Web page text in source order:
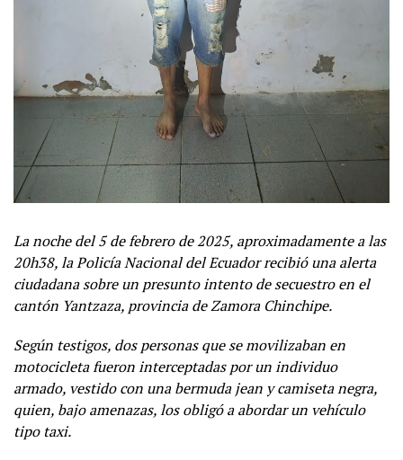
La noche del 5 de febrero de 2025, aproximadamente a las
20h38, la Policía Nacional del Ecuador recibió una alerta
ciudadana sobre un presunto intento de secuestro en el
cantón Yantzaza, provincia de Zamora Chinchipe.
Según testigos, dos personas que se movilizaban en
motocicleta fueron interceptadas por un individuo
armado, vestido con una bermuda jean y camiseta negra,
quien, bajo amenazas, los obligó a abordar un vehículo
tipo taxi.